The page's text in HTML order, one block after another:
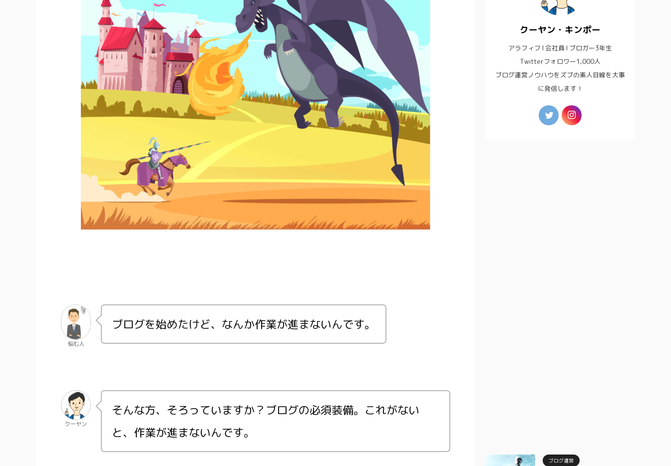
悩む人
ブログを始めたけど、なんか作業が進まないんです。
クーヤン
そんな方、そろっていますか？ブログの必須装備。これがない
と、作業が進まないんです。
クーヤン・キンポー
アラフィフ l 会社員 l ブロガー3年生
Twitterフォロワー1,000人
ブログ運営ノウハウをズブの素人目線を大事
に発信します！
ブログ運営